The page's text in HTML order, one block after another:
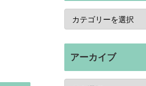
アーカイブ